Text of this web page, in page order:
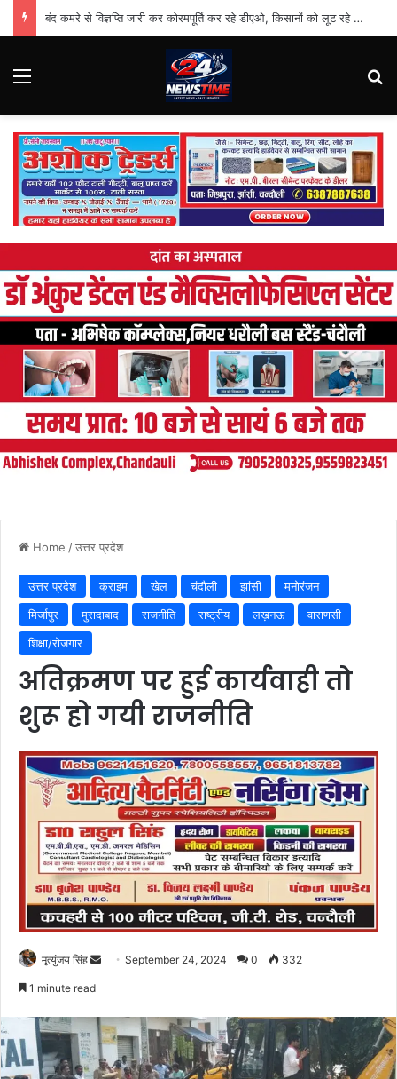
बंद कमरे से विज्ञप्ति जारी कर कोरमपूर्ति कर रहे डीएओ, किसानों को लूट रहे निजी दुकानदार
Menu
Home /उत्तर प्रदेश
उत्तर प्रदेश क्राइम खेल चंदौली झांसी
मनोरंजन
मिर्जापुर
मुरादाबाद राजनीति राष्ट्रीय लख़नऊ
वाराणसी
शिक्षा/रोजगार
अतिक्रमण पर हुई कार्यवाही तो
शुरू हो गयी राजनीति
मृत्युंजय सिंह
SendSeptember 24, 2024 0 332
1 minute read